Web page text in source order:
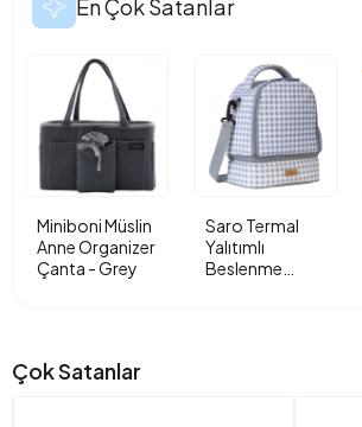
En Çok Satanlar
Miniboni Müslin
Anne Organizer
Çanta - Grey
Saro Termal
Yalıtımlı
Beslenme
Çok Satanlar